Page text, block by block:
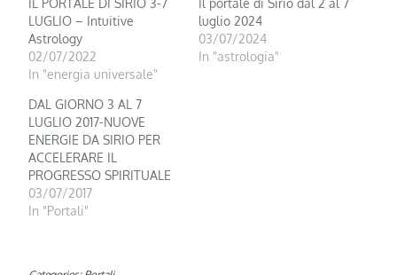
IL PORTALE DI SIRIO 3-7
LUGLIO – Intuitive
Astrology
02/07/2022
In "energia universale"
Il portale di Sirio dal 2 al 7
luglio 2024
03/07/2024
In "astrologia"
DAL GIORNO 3 AL 7
LUGLIO 2017-NUOVE
ENERGIE DA SIRIO PER
ACCELERARE IL
PROGRESSO SPIRITUALE
03/07/2017
In "Portali"